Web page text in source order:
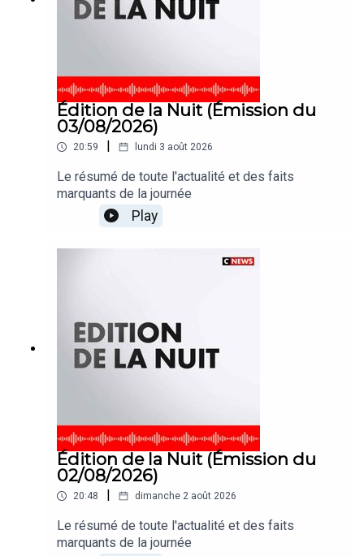
Édition de la Nuit (Émission du
03/08/2026)
20:59 | lundi 3 août 2026
Le résumé de toute l'actualité et des faits
marquants de la journée
Play
Édition de la Nuit (Émission du
02/08/2026)
20:48 dimanche 2 août 2026
Le résumé de toute l'actualité et des faits
marquants de la journée